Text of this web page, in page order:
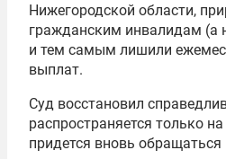
Нижегородской области,
гражданским инвалидам (а
и тем самым лишили
выплат.
Суд восстановил
распространяется только
придется вновь обращаться